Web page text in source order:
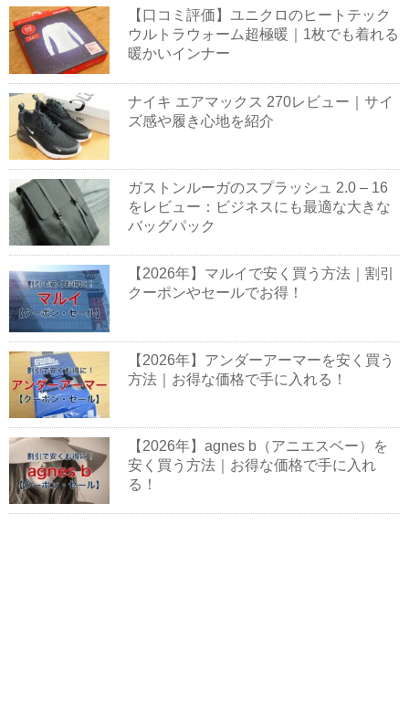
【口コミ評価】ユニクロのヒートテック
ウルトラウォーム超極暖｜1枚でも着れる
暖かいインナー
ナイキ エアマックス 270レビュー｜サイ
ズ感や履き心地を紹介
ガストンルーガのスプラッシュ 2.0 – 16
をレビュー：ビジネスにも最適な大きな
バッグパック
【2026年】マルイで安く買う方法｜割引
クーポンやセールでお得！
【2026年】アンダーアーマーを安く買う
方法｜お得な価格で手に入れる！
【2026年】agnes b（アニエスベー）を
安く買う方法｜お得な価格で手に入れ
る！